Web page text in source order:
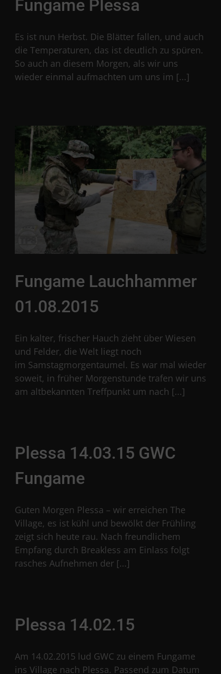
Fungame Plessa
Es ist nun Herbst. Die Blätter fallen, und auch
die Temperaturen, das ist deutlich zu spüren.
So auch an diesem Morgen, als wir uns
wieder einmal aufmachten um uns im [...]
Fungame Lauchhammer
01.08.2015
Ein kalter, frischer Hauch zieht über Wiesen
und Felder, die Welt liegt noch
im Samstagmorgentaumel. Es war mal wieder
soweit, in früher Morgenstunde trafen wir uns
am altbekannten Treffpunkt um nach [...]
Plessa 14.03.15 GWC
Fungame
Guten Morgen Plessa – wir erreichen The
Village, es ist kühl und bewölkt der Frühling
zeigt sich heute rau. Nach freundlichem
Empfang durch Breakless am Einlass folgt
rasches Aufnehmen der [...]
Plessa 14.02.15
Am 14.02.2015 lud GWC zu einem Fungame
ins Village nach Plessa. Passend zum Datum